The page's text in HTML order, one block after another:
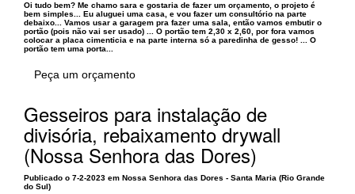
Oi tudo bem? Me chamo sara e gostaria de fazer um orçamento, o projeto é
bem simples... Eu aluguei uma casa, e vou fazer um consultório na parte
debaixo... Vamos usar a garagem pra fazer uma sala, então vamos embutir o
portão (pois não vai ser usado) ... O portão tem 2,30 x 2,60, por fora vamos
colocar a placa cimenticia e na parte interna só a paredinha de gesso! ... O
portão tem uma porta...
Peça um orçamento
Gesseiros para instalação de
divisória, rebaixamento drywall
(Nossa Senhora das Dores)
Publicado o 7-2-2023 em Nossa Senhora das Dores - Santa Maria (Rio Grande
do Sul)